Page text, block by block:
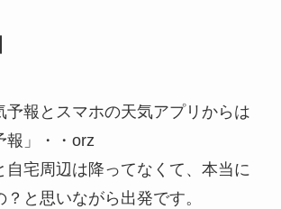
予報とスマホの天気アプリからは
報」・・orz
自宅周辺は降ってなくて、本当に
と思いながら出発です。